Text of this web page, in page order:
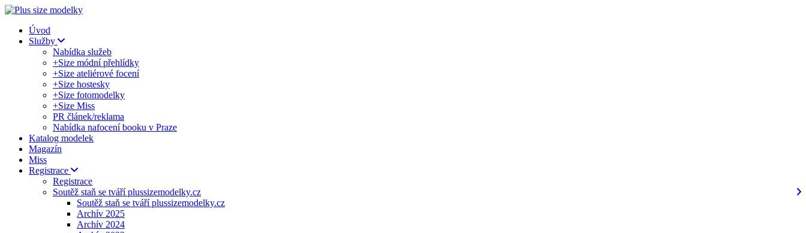
Úvod
Služby
Nabídka služeb
+Size módní přehlídky
+Size ateliérové focení
+Size hostesky
+Size fotomodelky
+Size Miss
PR článek/reklama
Nabídka nafocení booku v Praze
Katalog modelek
Magazín
Miss
Registrace
Registrace
Soutěž staň se tváří plussizemodelky.cz
Soutěž staň se tváří plussizemodelky.cz
Archív 2025
Archív 2024